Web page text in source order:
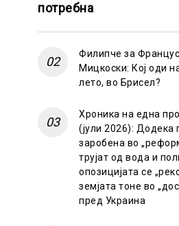
потребна
Филипче за
Мицкоски: Кој оди
лето, во Брисел?
Хроника на една
(јули 2026): Додека
заробена во
трујат од вода и
опозицијата се
земјата тоне во
пред Украина